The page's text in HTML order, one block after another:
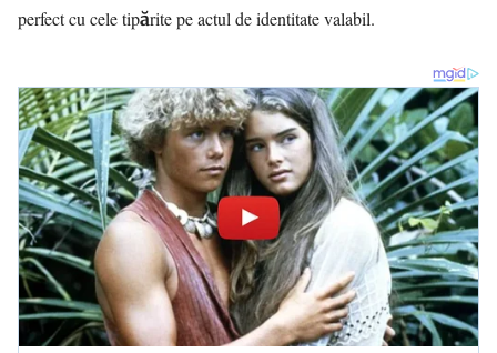
perfect cu cele tipărite pe actul de identitate valabil.